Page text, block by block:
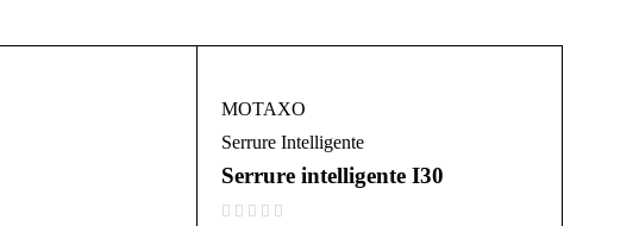
MOTAXO
Serrure Intelligente
Serrure intelligente I30